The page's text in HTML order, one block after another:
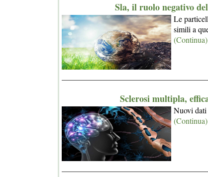
Sla, il ruolo negativo
Le
simili a
(Continua)
Sclerosi multipla,
Nuovi dati
(Continua)